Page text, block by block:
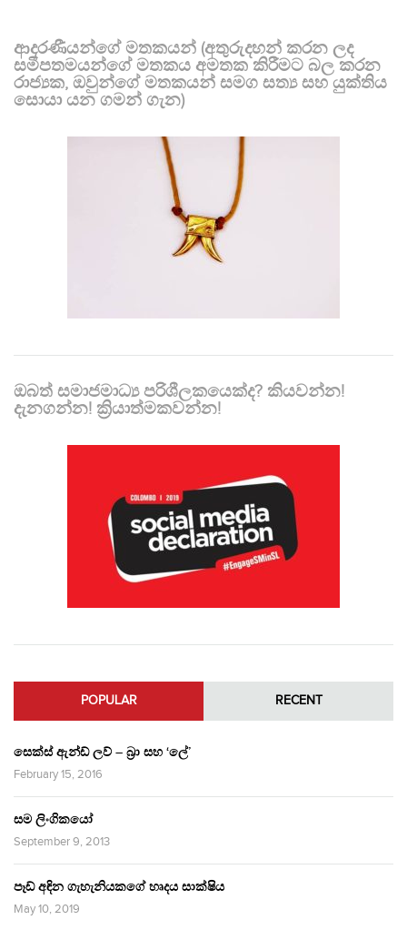
ආදරණීයන්ගේ මතකයන් (අතුරුදහන් කරන ලද
සමීපතමයන්ගේ මතකය අමතක කිරීමට බල කරන
රාජ්‍යක, ඔවුන්ගේ මතකයන් සමග සත්‍ය සහ යුක්තිය
සොයා යන ගමන් ගැන)
ඔබත් සමාජමාධ්‍ය පරිශීලකයෙක්ද? කියවන්න!
දැනගන්න! ක්‍රියාත්මකවන්න!
POPULAR RECENT
සෙක්ස් ඇන්ඩ් ලව් – බ්‍රා සහ ‘ලේ’
February 15, 2016
සම ලිංගිකයෝ
September 9, 2013
පෑඩ් අඳින ගැහැනියකගේ හෘදය සාක්ෂිය
May 10, 2019